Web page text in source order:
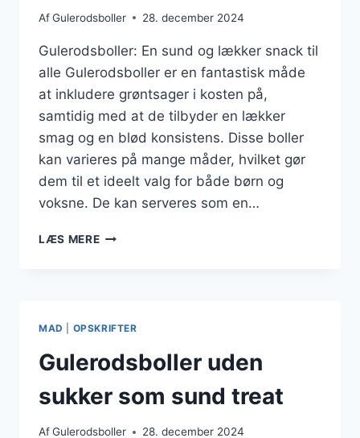
AfGulerodsboller 28. december 2024
Gulerodsboller: En sund og lækker snack til
alle Gulerodsboller er en fantastisk måde
at inkludere grøntsager i kosten på,
samtidig med at de tilbyder en lækker
smag og en blød konsistens. Disse boller
kan varieres på mange måder, hvilket gør
dem til et ideelt valg for både børn og
voksne. De kan serveres som en…
LÆS MEREGULERODSBOLLER
MAD OPSKRIFTER
Gulerodsboller uden
sukker som sund treat
AfGulerodsboller 28. december 2024